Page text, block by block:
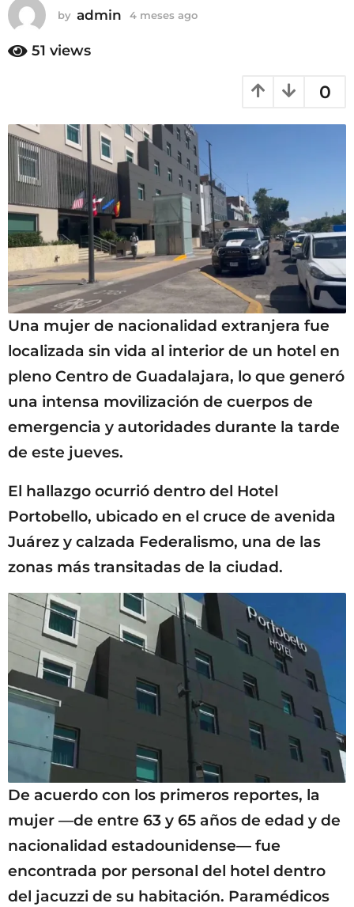
a
g
o
by admin 4 meses ago
o
51 views
0
Una mujer de nacionalidad extranjera fue
localizada sin vida al interior de un hotel en
pleno Centro de Guadalajara, lo que generó
una intensa movilización de cuerpos de
emergencia y autoridades durante la tarde
de este jueves.
El hallazgo ocurrió dentro del Hotel
Portobello, ubicado en el cruce de avenida
Juárez y calzada Federalismo, una de las
zonas más transitadas de la ciudad.
De acuerdo con los primeros reportes, la
mujer —de entre 63 y 65 años de edad y de
nacionalidad estadounidense— fue
encontrada por personal del hotel dentro
del jacuzzi de su habitación. Paramédicos